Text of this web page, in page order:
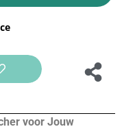
voor Jouw